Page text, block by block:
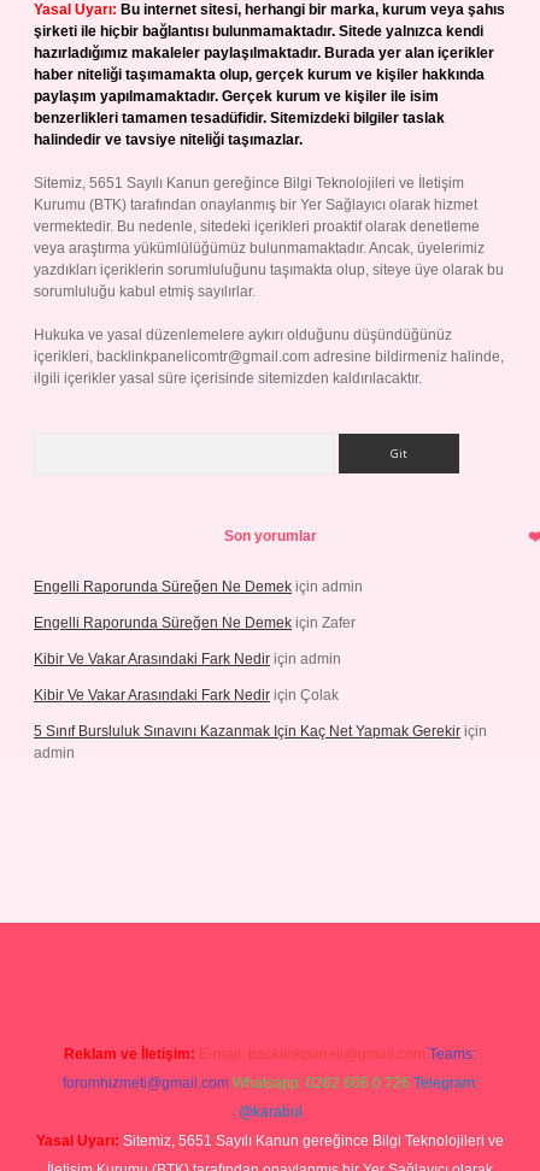
Yasal Uyarı: Bu internet sitesi, herhangi bir marka, kurum veya şahıs
şirketi ile hiçbir bağlantısı bulunmamaktadır. Sitede yalnızca kendi
hazırladığımız makaleler paylaşılmaktadır. Burada yer alan içerikler
haber niteliği taşımamakta olup, gerçek kurum ve kişiler hakkında
paylaşım yapılmamaktadır. Gerçek kurum ve kişiler ile isim
benzerlikleri tamamen tesadüfidir. Sitemizdeki bilgiler taslak
halindedir ve tavsiye niteliği taşımazlar.
Sitemiz, 5651 Sayılı Kanun gereğince Bilgi Teknolojileri ve İletişim
Kurumu (BTK) tarafından onaylanmış bir Yer Sağlayıcı olarak hizmet
vermektedir. Bu nedenle, sitedeki içerikleri proaktif olarak denetleme
veya araştırma yükümlülüğümüz bulunmamaktadır. Ancak, üyelerimiz
yazdıkları içeriklerin sorumluluğunu taşımakta olup, siteye üye olarak bu
sorumluluğu kabul etmiş sayılırlar.
Hukuka ve yasal düzenlemelere aykırı olduğunu düşündüğünüz
içerikleri, backlinkpanelicomtr@gmail.com adresine bildirmeniz halinde,
ilgili içerikler yasal süre içerisinde sitemizden kaldırılacaktır.
Son yorumlar
Engelli Raporunda Süreğen Ne Demek için admin
Engelli Raporunda Süreğen Ne Demek için Zafer
Kibir Ve Vakar Arasındaki Fark Nedir için admin
Kibir Ve Vakar Arasındaki Fark Nedir için Çolak
5 Sınıf Bursluluk Sınavını Kazanmak Için Kaç Net Yapmak Gerekir için
admin
Reklam ve İletişim: E-mail: backlinkpaneli@gmail.com Teams:
forumhizmeti@gmail.com Whatsapp: 0262 606 0 726 Telegram:
@karabul
Yasal Uyarı: Sitemiz, 5651 Sayılı Kanun gereğince Bilgi Teknolojileri ve